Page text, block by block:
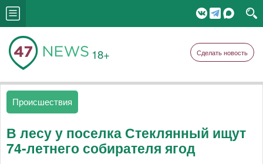
18+ Сделать новость
Происшествия
В лесу у поселка Стеклянный ищут
74-летнего собирателя ягод